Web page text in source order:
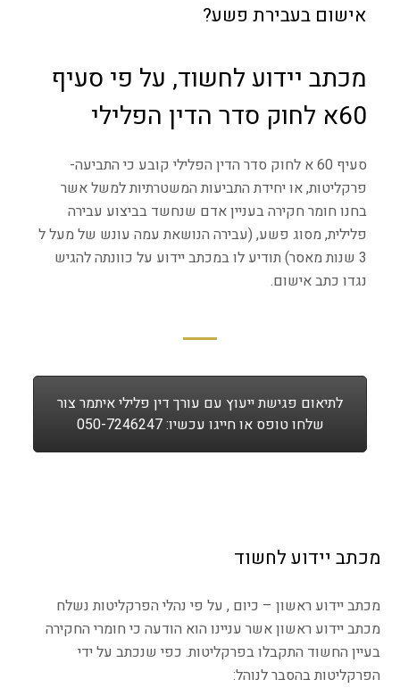
אישום בעבירת פשע?
מכתב יידוע לחשוד, על פי סעיף
60א לחוק סדר הדין הפלילי
סעיף 60 א לחוק סדר הדין הפלילי קובע כי התביעה-
פרקליטות, או יחידת התביעות המשטרתיות למשל אשר
בחנו חומר חקירה בעניין אדם שנחשד בביצוע עבירה
פלילית, מסוג פשע, (עבירה הנושאת עמה עונש של מעל ל
3 שנות מאסר) תודיע לו במכתב יידוע על כוונתה להגיש
נגדו כתב אישום.
לתיאום פגישת ייעוץ עם עורך דין פלילי איתמר צור
שלחו טופס או חייגו עכשיו: 050-7246247
מכתב יידוע לחשוד
מכתב יידוע ראשון – כיום , על פי נהלי הפרקליטות נשלח
מכתב יידוע ראשון אשר עניינו הוא הודעה כי חומרי החקירה
בעיין החשוד התקבלו בפרקליטות. כפי שנכתב על ידי
הפרקליטות בהסבר לנוהל: